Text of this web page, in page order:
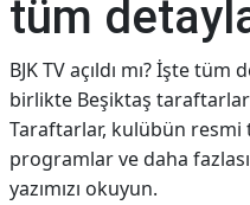
tüm
BJK TV açıldı mı? İşte tüm
birlikte Beşiktaş
Taraftarlar, kulübün resmi
programlar ve daha
yazımızı okuyun.